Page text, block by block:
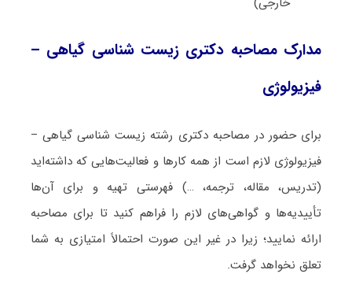
مدارک مصاحبه دکتری زیست ‌شناسی گیاهی –
فیزیولوژی
برای حضور در مصاحبه دکتری رشته زیست ‌شناسی گیاهی –
فیزیولوژی لازم است از همه کارها و فعالیت‌هایی که داشته‌اید
(تدریس، مقاله، ترجمه، …) فهرستی تهیه و برای آن‌ها
تأییدیه‌ها و گواهی‌های لازم را فراهم کنید تا برای مصاحبه
ارائه نمایید؛ زیرا در غیر این صورت احتمالاً امتیازی به شما
تعلق نخواهد گرفت.